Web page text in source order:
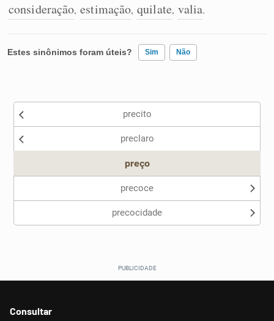
consideração, estimação, quilate, valia.
Estes sinônimos foram úteis? Sim Não
Nenhum dos sinônimos apresentados me ajudou
precito
preclaro
preço
precoce
precocidade
Consultar